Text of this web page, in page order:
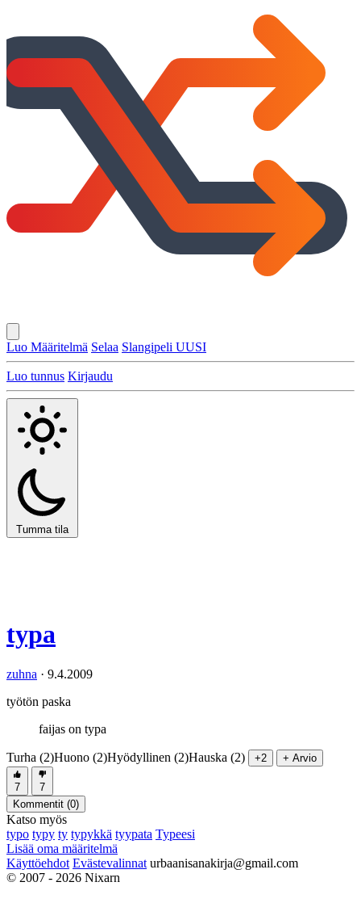
Luo Määritelmä Selaa Slangipeli UUSI
Luo tunnus Kirjaudu
Tumma tila
typa
zuhna · 9.4.2009
työtön paska
faijas on typa
Turha (2)Huono (2)Hyödyllinen (2)Hauska (2) +2 + Arvio
7
7
Kommentit (0)
Katso myös
typo typy ty typykkä tyypata Typeesi
Lisää oma määritelmä
Käyttöehdot Evästevalinnat urbaanisanakirja@gmail.com
© 2007 - 2026 Nixarn